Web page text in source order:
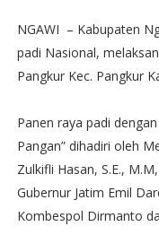
NGAWI – Kabupaten
padi Nasional,
Pangkur Kec. Pangkur
Panen raya padi
Pangan” dihadiri oleh
Zulkifli Hasan, S.E.,
Gubernur Jatim Emil
Kombespol Dirmanto